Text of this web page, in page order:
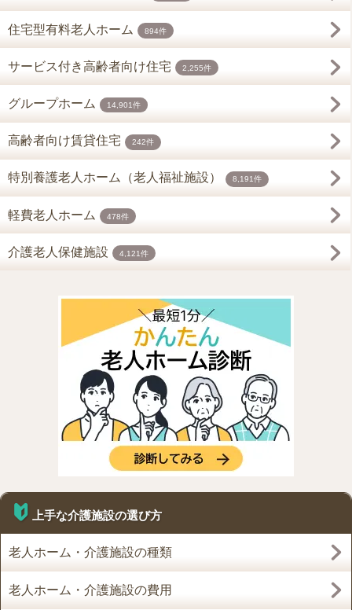
住宅型有料老人ホーム 894件
サービス付き高齢者向け住宅 2,255件
グループホーム 14,901件
高齢者向け賃貸住宅 242件
特別養護老人ホーム（老人福祉施設） 8,191件
軽費老人ホーム 478件
介護老人保健施設 4,121件
上手な介護施設の選び方
老人ホーム・介護施設の種類
老人ホーム・介護施設の費用